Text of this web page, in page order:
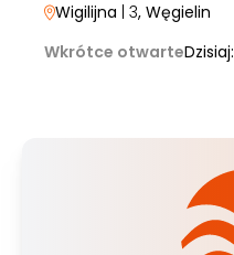
Wigilijna | 3, Węgielin
Wkrótce otwarteDzisiaj: